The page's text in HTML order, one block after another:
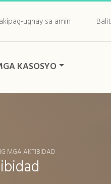
ugnay sa amin
KASOSYO
MGA AKTIBIDAD